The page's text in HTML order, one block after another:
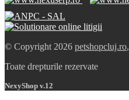
© Copyright 2026 petshopcluj.ro,
Toate drepturile rezervate
NexyShop v.12